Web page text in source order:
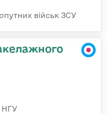
військ ЗСУ
НГУ